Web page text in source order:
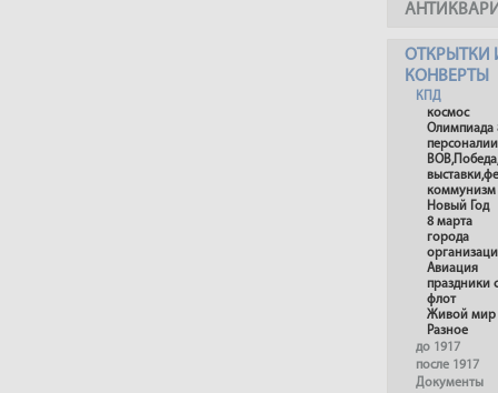
ОТКРЫТКИ
КОНВЕРТЫ
КПД
космос
Олимпиада
персоналии
коммунизм
Новый Год
8 марта
города
Авиация
праздники
флот
Живой мир
Разное
до 1917
после 1917
Документы